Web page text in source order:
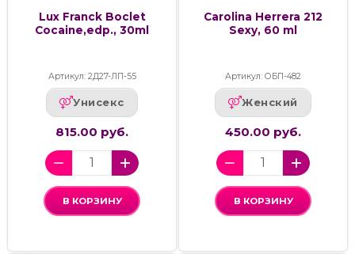
Lux Franck Boclet
Cocaine,edp., 30ml
Артикул: 2Д27-ЛП-55
Унисекс
815.00 руб.
В КОРЗИНУ
Carolina Herrera 212
Sexy, 60 ml
Артикул: ОБП-482
Женский
450.00 руб.
В КОРЗИНУ